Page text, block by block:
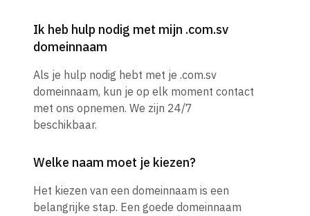
Ik heb hulp nodig met mijn .com.sv
domeinnaam
Als je hulp nodig hebt met je .com.sv
domeinnaam, kun je op elk moment contact
met ons opnemen. We zijn 24/7
beschikbaar.
Welke naam moet je kiezen?
Het kiezen van een domeinnaam is een
belangrijke stap. Een goede domeinnaam